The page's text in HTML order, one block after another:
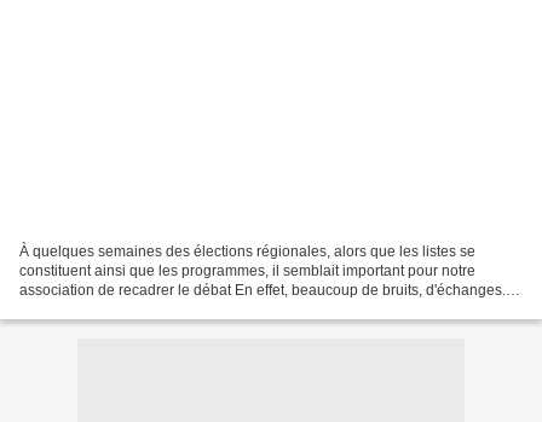
À quelques semaines des élections régionales, alors que les listes se
constituent ainsi que les programmes, il semblait important pour notre
association de recadrer le débat En effet, beaucoup de bruits, d'échanges...